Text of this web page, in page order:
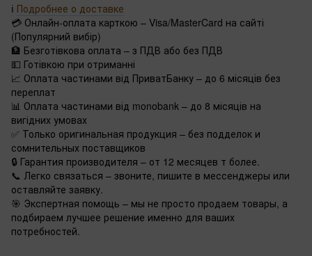
ℹ️ Подробнее о доставке
💳 Онлайн-оплата карткою – Visa/MasterCard на сайті
(Популярний вибір)
🏦 Безготівкова оплата – з ПДВ або без ПДВ
💵 Готівкою при отриманні
📈 Оплата частинами від ПриватБанку – до 6 місяців без
переплат
📊 Оплата частинами від monobank – до 8 місяців на
вигідних умовах
✅ Только оригинальная продукция – без подделок и
сомнительных поставщиков
🔒 Гарантия производителя – от 12 месяцев т более.
📞 Легко связаться – звоните, пишите в мессенджеры или
оставляйте заявку.
🎯 Экспертная помощь – мы не просто продаем товары, а
подбираем лучшее решение именно для ваших
потребностей.